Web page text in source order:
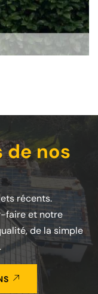
de nos
récents.
faire et notre
de la simple